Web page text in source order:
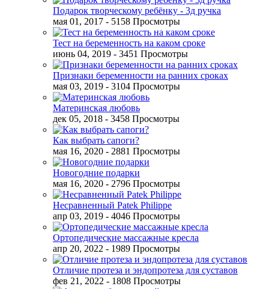
Подарок творческому ребёнку - 3д ручка
мая 01, 2017 - 5158 Просмотры
Тест на беременность на каком сроке
июнь 04, 2019 - 3451 Просмотры
Признаки беременности на ранних сроках
мая 03, 2019 - 3104 Просмотры
Материнская любовь
дек 05, 2018 - 3458 Просмотры
Как выбрать сапоги?
мая 16, 2020 - 2881 Просмотры
Новогодние подарки
мая 16, 2020 - 2796 Просмотры
Несравненный Patek Philippe
апр 03, 2019 - 4046 Просмотры
Ортопедические массажные кресла
апр 20, 2022 - 1989 Просмотры
Отличие протеза и эндопротеза для суставов
фев 21, 2022 - 1808 Просмотры